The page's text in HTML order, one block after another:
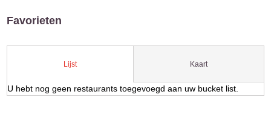
Favorieten
Lijst Kaart
U hebt nog geen restaurants toegevoegd aan uw bucket list.